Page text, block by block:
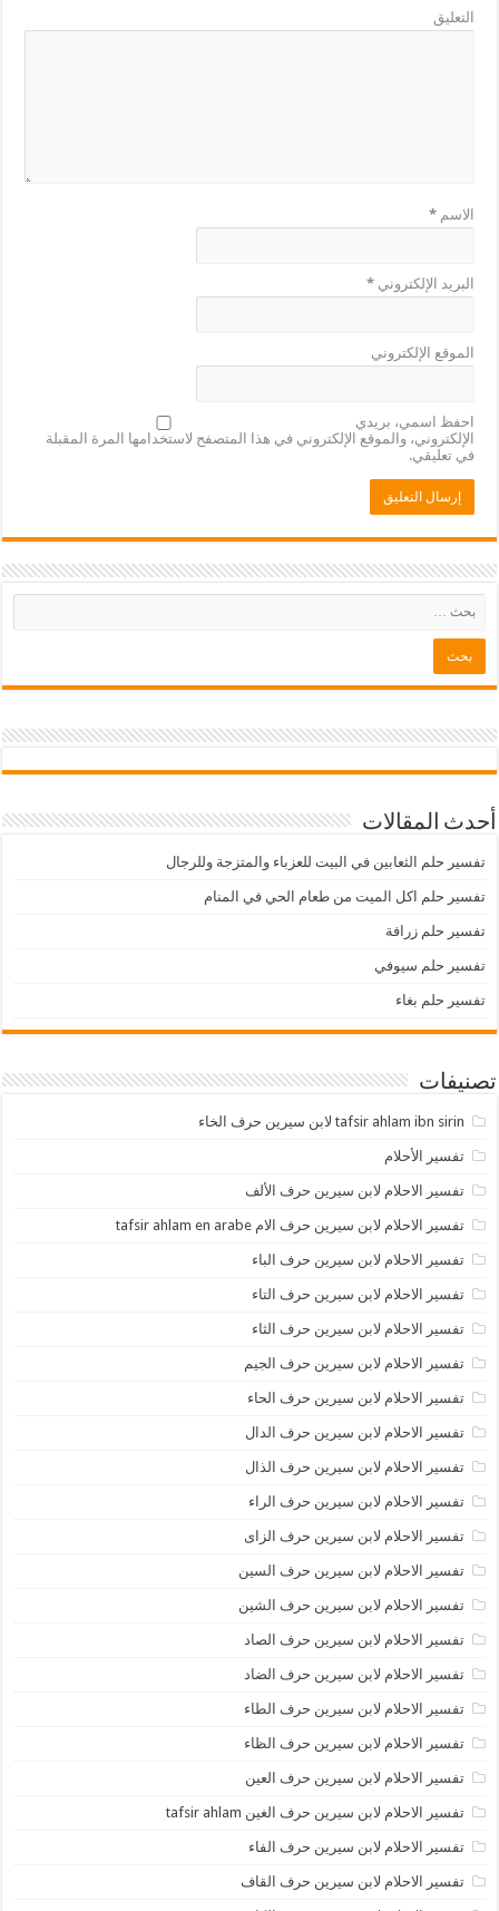
التعليق
الاسم*
البريد الإلكتروني*
الموقع الإلكتروني
احفظ اسمي، بريدي
الإلكتروني، والموقع الإلكتروني في هذا المتصفح لاستخدامها المرة المقبلة
في تعليقي.
أحدث المقالات
تفسير حلم الثعابين في البيت للعزباء والمتزجة وللرجال
تفسير حلم اكل الميت من طعام الحي في المنام
تفسير حلم زرافة
تفسير حلم سيوفي
تفسير حلم بغاء
تصنيفات
tafsir ahlam ibn sirin لابن سيرين حرف الخاء
تفسير الأحلام
تفسير الاحلام لابن سيرين حرف الألف
تفسير الاحلام لابن سيرين حرف الام tafsir ahlam en arabe
تفسير الاحلام لابن سيرين حرف الباء
تفسير الاحلام لابن سيرين حرف التاء
تفسير الاحلام لابن سيرين حرف الثاء
تفسير الاحلام لابن سيرين حرف الجيم
تفسير الاحلام لابن سيرين حرف الحاء
تفسير الاحلام لابن سيرين حرف الدال
تفسير الاحلام لابن سيرين حرف الذال
تفسير الاحلام لابن سيرين حرف الراء
تفسير الاحلام لابن سيرين حرف الزاى
تفسير الاحلام لابن سيرين حرف السين
تفسير الاحلام لابن سيرين حرف الشين
تفسير الاحلام لابن سيرين حرف الصاد
تفسير الاحلام لابن سيرين حرف الضاد
تفسير الاحلام لابن سيرين حرف الطاء
تفسير الاحلام لابن سيرين حرف الظاء
تفسير الاحلام لابن سيرين حرف العين
تفسير الاحلام لابن سيرين حرف الغين tafsir ahlam
تفسير الاحلام لابن سيرين حرف الفاء
تفسير الاحلام لابن سيرين حرف القاف